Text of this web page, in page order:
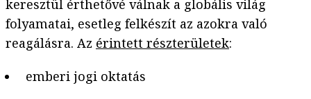
keresztül érthetővé válnak a globális világ
folyamatai, esetleg felkészít az azokra való
reagálásra. Az érintett részterületek:
emberi jogi oktatás